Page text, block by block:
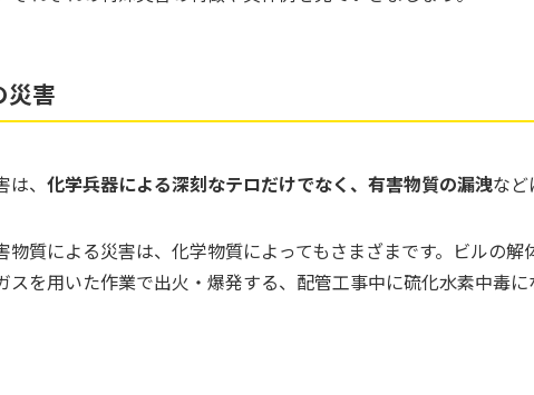
災害
、 化学兵器による深刻なテロだけでなく、有害物質の漏洩など
物質による災害は、化学物質によってもさまざまです。ビルの解
スを用いた作業で出火・爆発する、配管工事中に硫化水素中毒